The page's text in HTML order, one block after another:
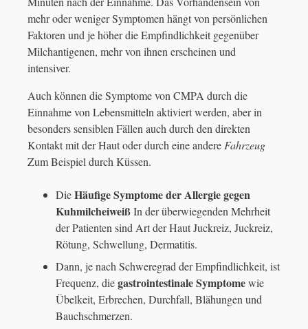
mehr oder weniger Symptomen hängt von persönlichen
Faktoren und je höher die Empfindlichkeit gegenüber
Milchantigenen, mehr von ihnen erscheinen und
intensiver.
Auch können die Symptome von CMPA durch die
Einnahme von Lebensmitteln aktiviert werden, aber in
besonders sensiblen Fällen auch durch den direkten
Kontakt mit der Haut oder durch eine andere Fahrzeug
Zum Beispiel durch Küssen.
DieHäufige Symptome der Allergie gegen
KuhmilcheiweißIn der überwiegenden Mehrheit
der Patienten sind Art der Haut Juckreiz, Juckreiz,
Rötung, Schwellung, Dermatitis.
Dann, je nach Schweregrad der Empfindlichkeit, ist
Frequenz, diegastrointestinale Symptomewie
Übelkeit, Erbrechen, Durchfall, Blähungen und
Bauchschmerzen.